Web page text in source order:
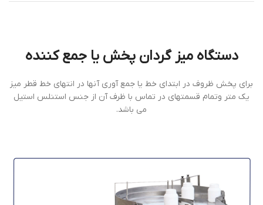
دستگاه ميز گردان پخش يا جمع كننده
براي پخش ظروف در ابتداي خط يا جمع آوري آنها در انتهاي خط قطر ميز
يك متر وتمام قسمتهاي در تماس با ظرف آن از جنس استنلس استيل
مي باشد.